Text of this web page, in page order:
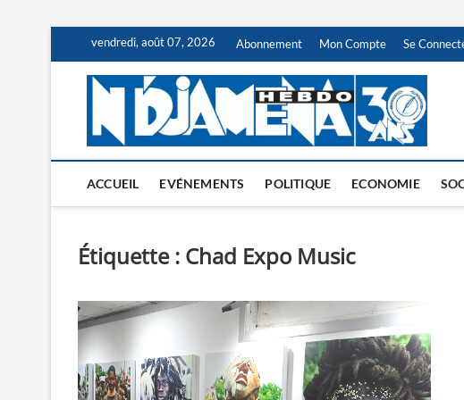
content
vendredi, août 07, 2026 Abonnement Mon Compte Se
ACCUEIL EVÉNEMENTS POLITIQUE ECONOMIE
Étiquette : Chad Expo Music